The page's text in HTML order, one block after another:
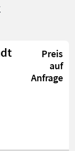
Preis
auf
Anfrage